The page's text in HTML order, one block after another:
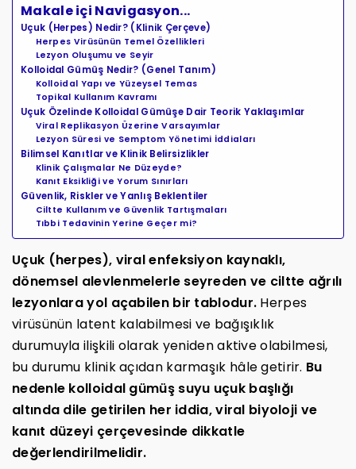
Makale içi Navigasyon...
Uçuk (Herpes) Nedir? (Klinik Çerçeve)
Herpes Virüsünün Temel Özellikleri
Lezyon Oluşumu ve Seyir
Kolloidal Gümüş Nedir? (Genel Tanım)
Kolloidal Yapı ve Yüzeysel Temas
Topikal Kullanım Kavramı
Uçuk Özelinde Kolloidal Gümüşe Dair Teorik Yaklaşımlar
Viral Replikasyon Üzerine Varsayımlar
Lezyon Süresi ve Semptom Yönetimi İddiaları
Bilimsel Kanıtlar ve Klinik Belirsizlikler
Klinik Çalışmalar Ne Düzeyde?
Kanıt Eksikliği ve Yorum Sınırları
Güvenlik, Riskler ve Yanlış Beklentiler
Ciltte Kullanım ve Güvenlik Tartışmaları
Tıbbi Tedavinin Yerine Geçer mi?
Uçuk (herpes), viral enfeksiyon kaynaklı,
dönemsel alevlenmelerle seyreden ve ciltte ağrılı
lezyonlara yol açabilen bir tablodur. Herpes
virüsünün latent kalabilmesi ve bağışıklık
durumuyla ilişkili olarak yeniden aktive olabilmesi,
bu durumu klinik açıdan karmaşık hâle getirir. Bu
nedenle kolloidal gümüş suyu uçuk başlığı
altında dile getirilen her iddia, viral biyoloji ve
kanıt düzeyi çerçevesinde dikkatle
değerlendirilmelidir.